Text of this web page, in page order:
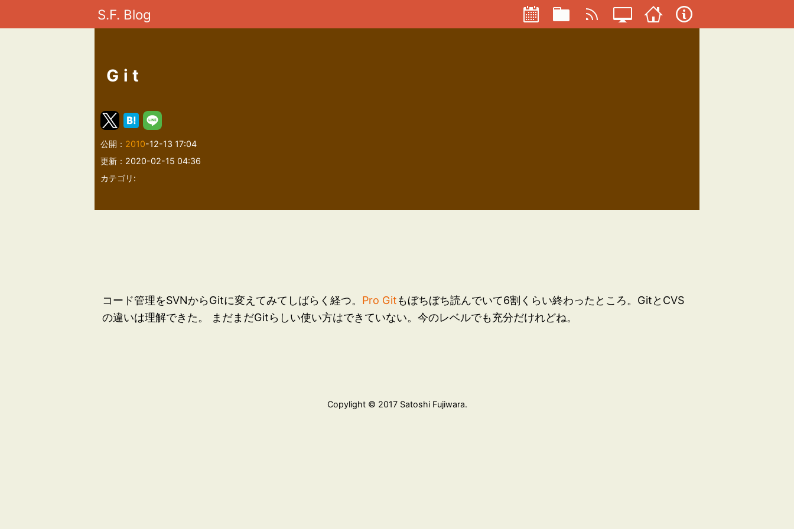
S.F. Blog
Git
公開： 2010-12-13 17:04
更新：2020-02-15 04:36
カテゴリ:
コード管理をSVNからGitに変えてみてしばらく経つ。 Pro Gitもぼちぼち読んでいて6割くらい終わったところ。GitとCVS
の違いは理解できた。 まだまだGitらしい使い方はできていない。今のレベルでも充分だけれどね。
Copylight © 2017 Satoshi Fujiwara.